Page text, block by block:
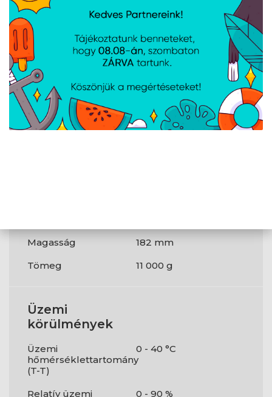
LED-kijelzők
Igen
További
jellemzők
Akkumulátor
típus
Magasság
182 mm
Tömeg
11 000 g
Üzemi
körülmények
Üzemi
hőmérséklettartomány
(T-T)
0 - 40 °C
Relatív üzemi
0 - 90 %